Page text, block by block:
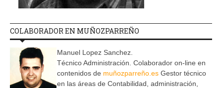
COLABORADOR EN MUÑOZPARREÑO
Manuel Lopez Sanchez.
Técnico Administración. Colaborador on-line en
contenidos de muñozparreño.es Gestor técnico
en las áreas de Contabilidad, administración,